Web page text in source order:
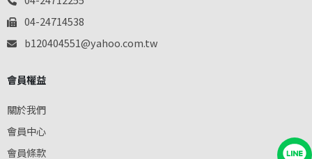
04-24714538
b120404551@yahoo.com.tw
會員權益
關於我們
會員中心
會員條款